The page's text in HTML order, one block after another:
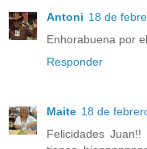
Antoni 18 de
Enhorabuena por
Responder
Maite 18 de
Felicidades